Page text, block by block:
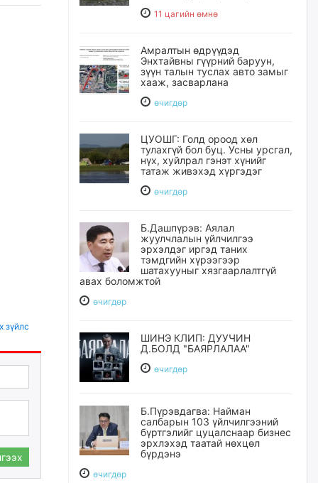
зүйлс
11 цагийн өмнө
Амралтын өдрүүдэд
Энхтайвны гүүрний баруун,
зүүн талын туслах авто замыг
хааж, засварлана
өчигдѳр
ЦУОШГ: Голд ороод хөл
тулахгүй бол буц. Усны урсгал,
нүх, хуйлрал гэнэт хүнийг
татаж живэхэд хүргэдэг
өчигдѳр
Б.Дашпүрэв: Аялал
жуулчлалын үйлчилгээ
эрхэлдэг иргэд таних
тэмдгийн хүрээгээр
шатахууныг хязгаарлалтгүй
авах боломжтой
өчигдѳр
ШИНЭ КЛИП: ДУУЧИН
Д.БОЛД "БАЯРЛАЛАА"
өчигдѳр
Б.Пүрэвдагва: Найман
салбарын 103 үйлчилгээний
бүртгэлийг цуцалснаар бизнес
эрхлэхэд таатай нөхцөл
бүрдэнэ
өчигдѳр